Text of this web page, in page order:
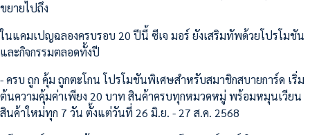
ขยายไปถึง
ในแคมเปญฉลองครบรอบ 20 ปีนี้ ซีเจ มอร์ ยังเสริมทัพด้วยโปรโมชัน
และกิจกรรมตลอดทั้งปี
- ครบ ถูก คุ้ม ถูกตะโกน โปรโมชันพิเศษสำหรับสมาชิกสบายการ์ด เริ่ม
ต้นความคุ้มค่าเพียง 20 บาท สินค้าครบทุกหมวดหมู่ พร้อมหมุนเวียน
สินค้าใหม่ทุก 7 วัน ตั้งแต่วันที่ 26 มิ.ย. - 27 ส.ค. 2568